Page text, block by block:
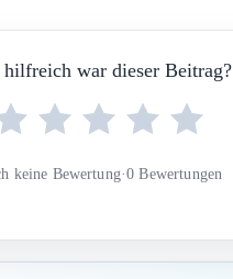
war dieser Beitrag?
keine Bewertung·0 Bewertungen